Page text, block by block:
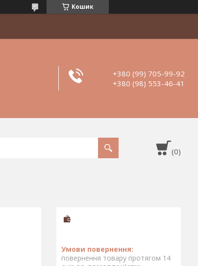
Кошик
+380 (99) 705-99-92
+380 (98) 553-46-41
повернення товару протягом 14